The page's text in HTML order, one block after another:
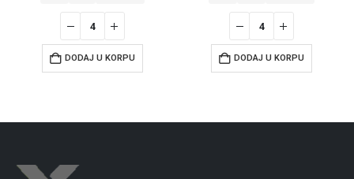
DODAJ U KORPU DODAJ U KORPU